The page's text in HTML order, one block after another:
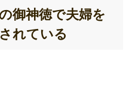
御神徳で夫婦を
れている